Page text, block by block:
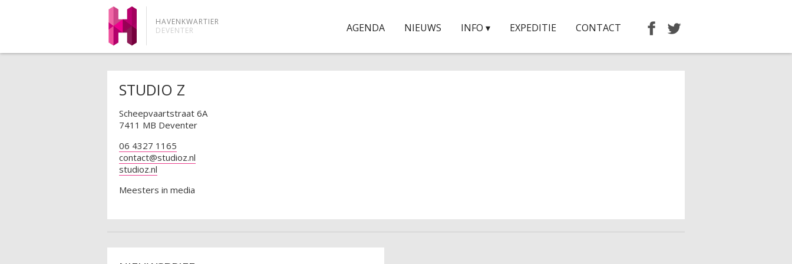
HAVENKWARTIER
DEVENTER
AGENDA NIEUWS INFO ▾ EXPEDITIE CONTACT
STUDIO Z
Scheepvaartstraat 6A
7411 MB Deventer
06 4327 1165
contact@studioz.nl
studioz.nl
Meesters in media